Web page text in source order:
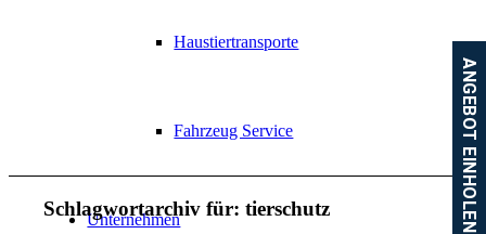
Haustiertransporte
Fahrzeug Service
Unternehmen
Schlagwortarchiv für:tierschutz ANGEBOT EINHOLEN